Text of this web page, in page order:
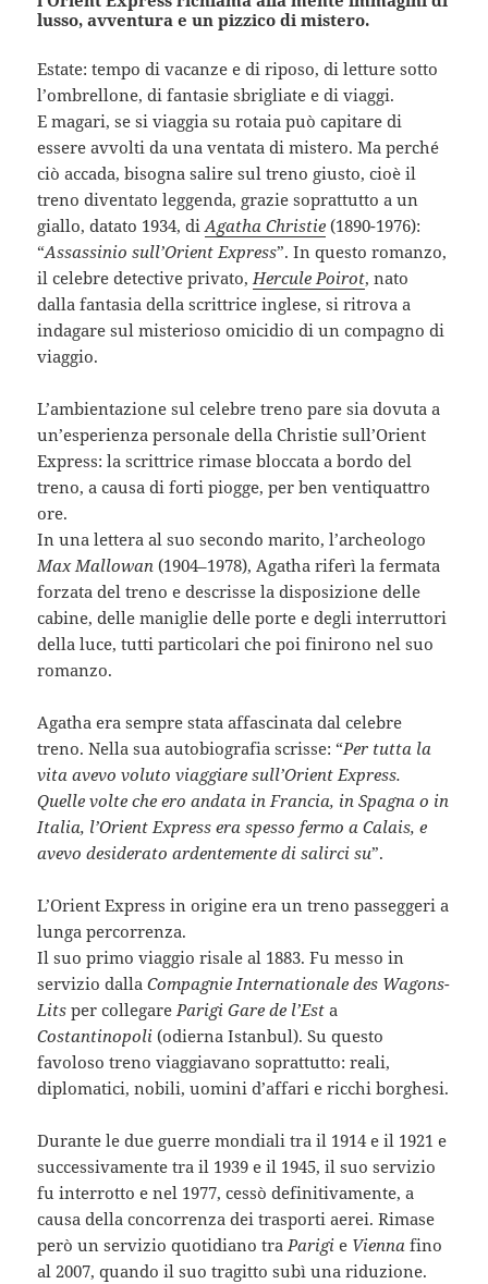
lusso, avventura e un pizzico di mistero.
Estate: tempo di vacanze e di riposo, di letture sotto
l’ombrellone, di fantasie sbrigliate e di viaggi.
E magari, se si viaggia su rotaia può capitare di
essere avvolti da una ventata di mistero. Ma perché
ciò accada, bisogna salire sul treno giusto, cioè il
treno diventato leggenda, grazie soprattutto a un
giallo, datato 1934, diAgatha Christie (1890-1976):
“Assassinio sull’Orient Express”. In questo romanzo,
il celebre detective privato, Hercule Poirot, nato
dalla fantasia della scrittrice inglese, si ritrova a
indagare sul misterioso omicidio di un compagno di
viaggio.
L’ambientazione sul celebre treno pare sia dovuta a
un’esperienza personale della Christie sull’Orient
Express: la scrittrice rimase bloccata a bordo del
treno, a causa di forti piogge, per ben ventiquattro
ore.
In una lettera al suo secondo marito, l’archeologo
Max Mallowan (1904–1978), Agatha riferì la fermata
forzata del treno e descrisse la disposizione delle
cabine, delle maniglie delle porte e degli interruttori
della luce, tutti particolari che poi finirono nel suo
romanzo.
Agatha era sempre stata affascinata dal celebre
treno. Nella sua autobiografia scrisse: “Per tutta la
vita avevo voluto viaggiare sull’Orient Express.
Quelle volte che ero andata in Francia, in Spagna o in
Italia, l’Orient Express era spesso fermo a Calais, e
avevo desiderato ardentemente di salirci su”.
L’Orient Express in origine era un treno passeggeri a
lunga percorrenza.
Il suo primo viaggio risale al 1883. Fu messo in
servizio dallaCompagnie Internationale des Wagons-
Lits per collegare Parigi Gare de l’Esta
Costantinopoli(odierna Istanbul). Su questo
favoloso treno viaggiavano soprattutto: reali,
diplomatici, nobili, uomini d’affari e ricchi borghesi.
Durante le due guerre mondiali tra il 1914 e il 1921 e
successivamente tra il 1939 e il 1945, il suo servizio
fu interrotto e nel 1977, cessò definitivamente, a
causa della concorrenza dei trasporti aerei. Rimase
però un servizio quotidiano tra Parigie Viennafino
al 2007, quando il suo tragitto subì una riduzione.